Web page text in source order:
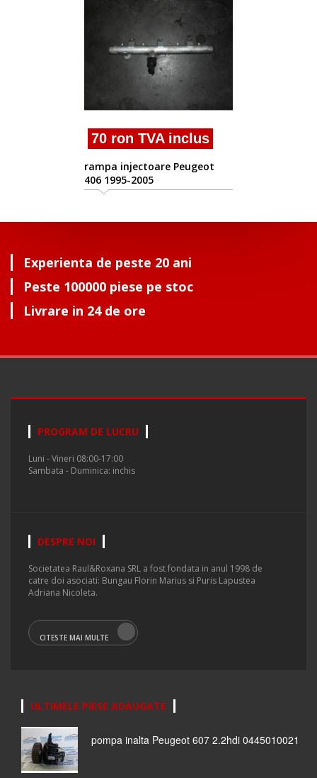
70 ron TVA inclus
rampa injectoare Peugeot
406 1995-2005
Experienta de peste 20 ani
Peste 100000 piese pe stoc
Livrare in 24 de ore
PROGRAM DE LUCRU
Luni - Vineri 08:00-17:00
Sambata - Duminica: inchis
DESPRE NOI
Societatea Raul&Roxana SRL a fost fondata in anul 1998 de
catre doi asociati: Bungau Florin Marius si Puris Lapustea
Adriana Nicoleta.
CITESTE MAI MULTE
ULTIMELE PIESE ADAUGATE
pompa inalta Peugeot 607 2.2hdi 0445010021